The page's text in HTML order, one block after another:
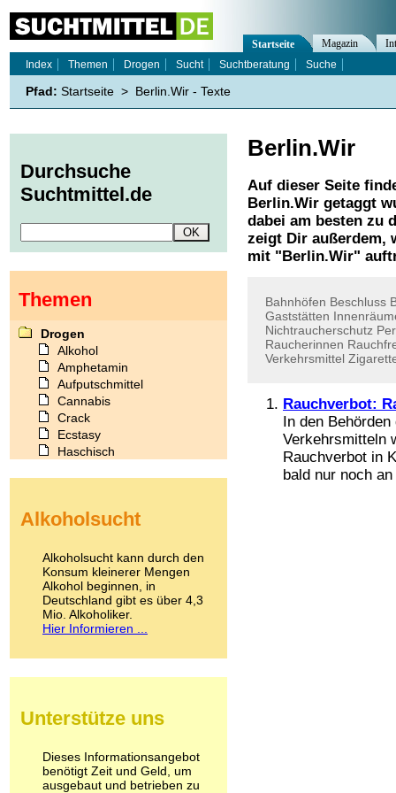
Berlin.Wir
Auf dieser Seite
Berlin.Wir getaggt
dabei am besten zu
zeigt Dir außerdem,
mit " Berlin.Wir"
Bahnhöfen Beschluss
Gaststätten
Nichtraucherschutz
Raucherinnen
Verkehrsmittel
Rauchverbot:
In den
Verkehrsmitteln
Rauchverbot in
bald nur noch
Startseite Magazin
Index
Themen Drogen Sucht Suchtberatung Suche
Pfad: Startseite > Berlin.Wir - Texte
Durchsuche
Suchtmittel.de
Themen
Drogen
Alkohol
Amphetamin
Aufputschmittel
Cannabis
Crack
Ecstasy
Haschisch
Kokain
LSD
Marihuana
Medikamente
Meskalin
Metamphetamin
Methadon
Pilze
Psychopharmaka
Schlafmittel
Schmerzmittel
Alkoholsucht
Alkoholsucht kann durch den
Konsum kleinerer Mengen
Alkohol beginnen, in
Deutschland gibt es über 4,3
Mio. Alkoholiker.
Hier Informieren ...
Unterstütze uns
Dieses Informationsangebot
benötigt Zeit und Geld, um
ausgebaut und betrieben zu